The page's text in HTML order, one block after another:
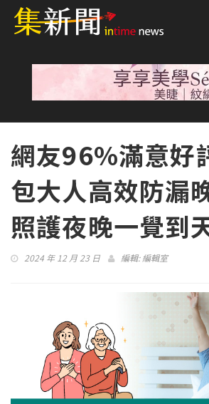
網友96%滿意好
包大人高效防漏
照護夜晚一覺到
2024 年 12 月 23 日 編輯:編輯室